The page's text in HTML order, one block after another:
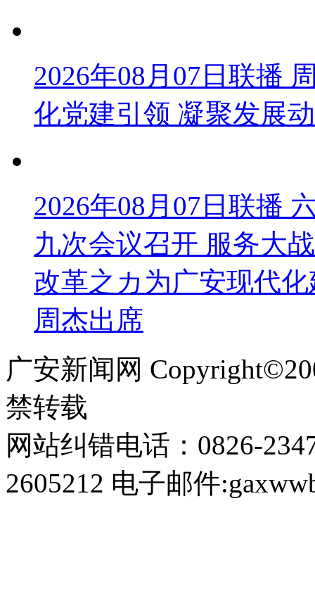
2026年08月07日联播
化党建引领 凝聚发展
2026年08月07日联播
九次会议召开 服务大
改革之カ为广安现代
周杰出席
广安新闻网
禁转载
网站纠错电话：0826-
2605212 电子邮件